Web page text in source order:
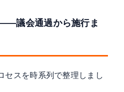
議会通過から施行ま
セスを時系列で整理しまし